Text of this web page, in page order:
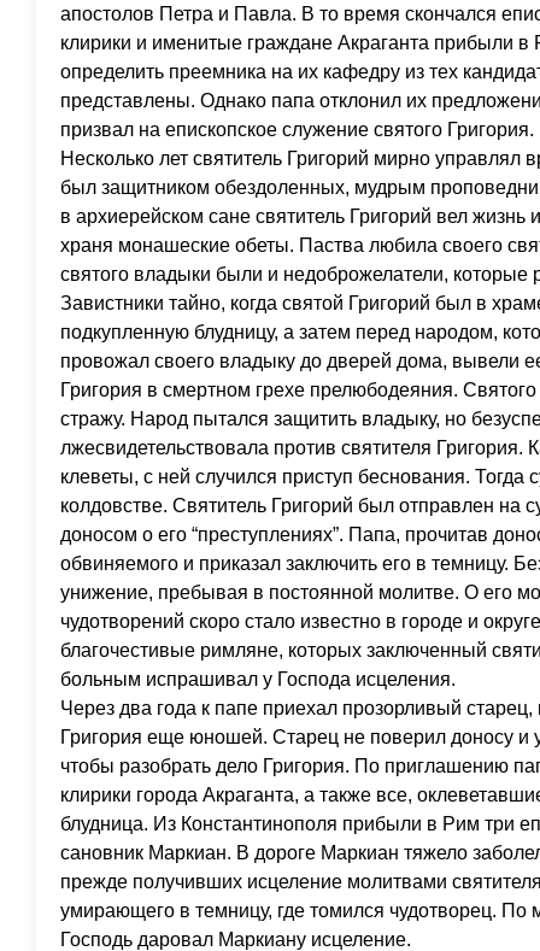
апостолов Петра и Павла. В то время скончался
клирики и именитые граждане Акраганта прибыли в
определить преемника на их кафедру из тех
представлены. Однако папа отклонил их
призвал на епископское служение святого Григория.
Несколько лет святитель Григорий мирно управлял
был защитником обездоленных, мудрым
в архиерейском сане святитель Григорий вел жизнь
храня монашеские обеты. Паства любила своего
святого владыки были и недоброжелатели, которые
Завистники тайно, когда святой Григорий был в
подкупленную блудницу, а затем перед народом,
провожал своего владыку до дверей дома, вывели
Григория в смертном грехе прелюбодеяния.
стражу. Народ пытался защитить владыку, но
лжесвидетельствовала против святителя Григория.
клеветы, с ней случился приступ беснования. Тогда
колдовстве. Святитель Григорий был отправлен на
доносом о его “преступлениях”. Папа, прочитав
обвиняемого и приказал заключить его в темницу.
унижение, пребывая в постоянной молитве. О его
чудотворений скоро стало известно в городе и
благочестивые римляне, которых заключенный
больным испрашивал у Господа исцеления.
Через два года к папе приехал прозорливый
Григория еще юношей. Старец не поверил доносу и
чтобы разобрать дело Григория. По приглашению
клирики города Акраганта, а также все,
блудница. Из Константинополя прибыли в Рим три
сановник Маркиан. В дороге Маркиан тяжело
прежде получивших исцеление молитвами
умирающего в темницу, где томился чудотворец. По
Господь даровал Маркиану исцеление.